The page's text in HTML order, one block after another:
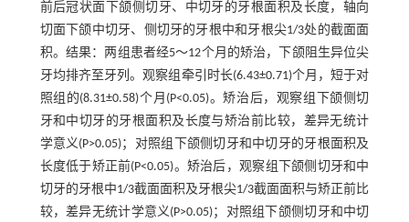
前后冠状面下颌侧切牙、中切牙的牙根面积及长度，轴向
切面下颌中切牙、侧切牙的牙根中和牙根尖1/3处的截面面
积。结果：两组患者经5～12个月的矫治，下颌阻生异位尖
牙均排齐至牙列。观察组牵引时长(6.43±0.71)个月，短于对
照组的(8.31±0.58)个月(P<0.05)。矫治后，观察组下颌侧切
牙和中切牙的牙根面积及长度与矫治前比较，差异无统计
学意义(P>0.05)；对照组下颌侧切牙和中切牙的牙根面积及
长度低于矫正前(P<0.05)。矫治后，观察组下颌侧切牙和中
切牙的牙根中1/3截面面积及牙根尖1/3截面面积与矫正前比
较，差异无统计学意义(P>0.05)；对照组下颌侧切牙和中切